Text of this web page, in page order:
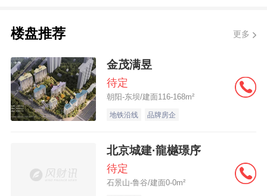
楼盘推荐 更多
金茂满昱
待定
朝阳-东坝/建面116-168m²
地铁沿线 品牌房企
北京城建·龍樾璟序
待定
石景山-鲁谷/建面0-0m²